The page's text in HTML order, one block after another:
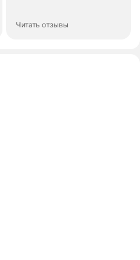
Читать отзывы